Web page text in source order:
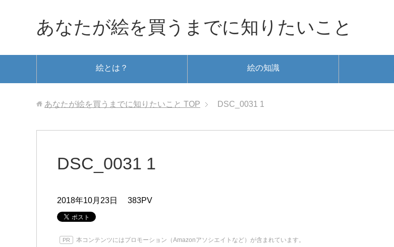
あなたが絵を買うまでに知りたいこと
絵とは？ 絵の知識
あなたが絵を買うまでに知りたいこと TOP DSC_0031 1
DSC_0031 1
2018年10月23日 383PV
PR 本コンテンツにはプロモーション（Amazonアソシエイトなど）が含まれています。